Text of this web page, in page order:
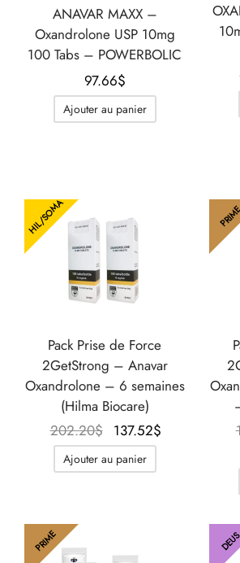
ANAVAR MAXX –
Oxandrolone USP 10mg
100 Tabs – POWERBOLIC
97.66$
Ajouter au panier
HIL/SOMA
Pack Prise de Force
2GetStrong – Anavar
Oxandrolone – 6 semaines
(Hilma Biocare)
202.20$
Le prix
initial
était :
137.52$
Ajouter au panier
PRIME